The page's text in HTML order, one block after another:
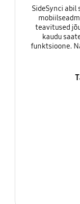
SideSynci abil
teavitused
kaudu
funktsioone.